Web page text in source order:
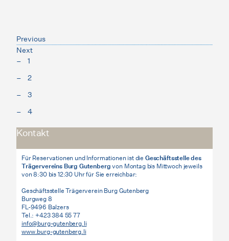
Previous
Next
1
2
3
4
Kontakt
Für Reservationen und Informationen ist die Geschäftsstelle des
Trägervereins Burg Gutenbergvon Montag bis Mittwoch jeweils
von 8:30 bis 12:30 Uhr für Sie erreichbar:
Geschäftsstelle Trägerverein Burg Gutenberg
Burgweg 8
FL-9496 Balzers
Tel.: +423 384 55 77
info@burg-gutenberg.li
www.burg-gutenberg.li